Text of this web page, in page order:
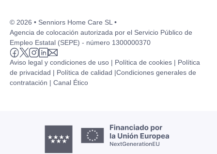
© 2026 • Senniors Home Care SL •
Agencia de colocación autorizada por el Servicio Público de
Empleo Estatal (SEPE) - número 1300000370
Aviso legal y condiciones de uso | Política de cookies | Política
de privacidad | Política de calidad |Condiciones generales de
contratación | Canal Ético